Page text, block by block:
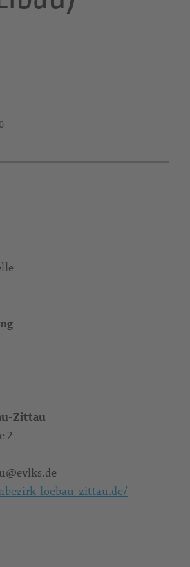
Zittau
2
loebau-zittau.de/